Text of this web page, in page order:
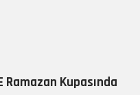
Ramazan Kupasında